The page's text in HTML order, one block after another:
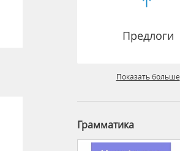
Предлоги
Показать больше
Грамматика